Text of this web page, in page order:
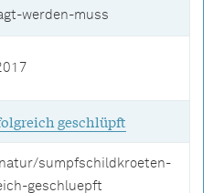
werden-muss
geschlüpft
sumpfschildkroeten-
geschluepft